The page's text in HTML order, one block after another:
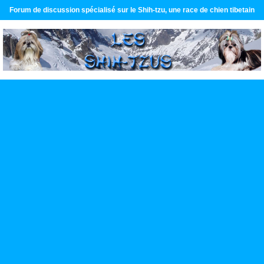
Forum de discussion spécialisé sur le Shih-tzu, une race de chien tibetain